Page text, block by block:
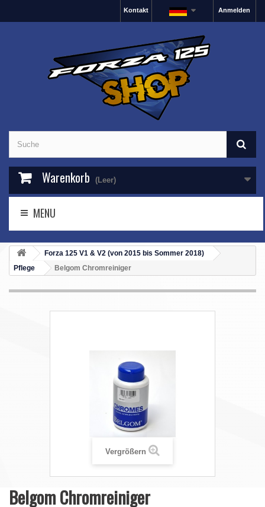
Anmelden
Kontakt
Warenkorb (Leer)
MENU
Forza 125 V1 & V2 (von 2015 bis Sommer 2018)
Pflege
Belgom Chromreiniger
Vergrößern
Belgom Chromreiniger